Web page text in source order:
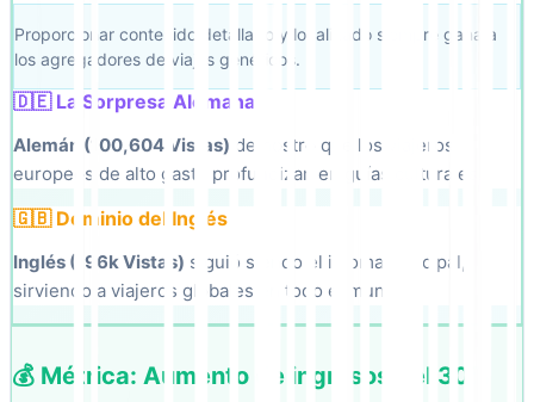
Proporcionar contenido detallado y localizado siempre gana a
los agregadores de viajes genéricos.
🇩🇪 La Sorpresa Alemana
Alemán (100,604 Vistas) demostró que los viajeros
europeos de alto gasto profundizan en guías culturales.
🇬🇧 Dominio del Inglés
Inglés (196k Vistas) siguió siendo el idioma principal,
sirviendo a viajeros globales en todo el mundo.
💰 Métrica: Aumento de ingresos del 30%